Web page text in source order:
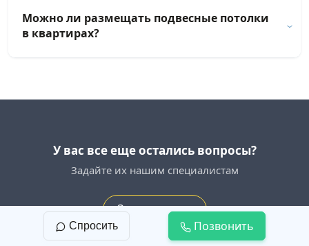
Можно ли размещать подвесные потолки
в квартирах?
У вас все еще остались вопросы?
Задайте их нашим специалистам
Задать вопрос
Спросить
Позвонить